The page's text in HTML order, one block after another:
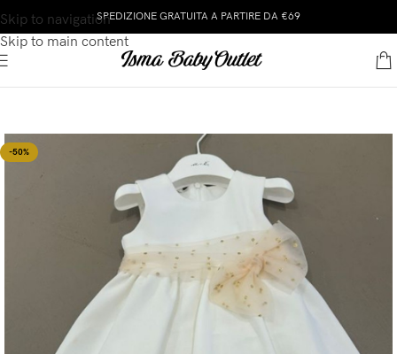
Skip to navigation
Skip to main content
SPEDIZIONE GRATUITA A PARTIRE DA €69
-50%